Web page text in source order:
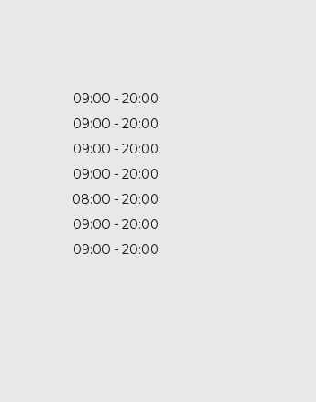
09:00
20:00
09:00
20:00
09:00
20:00
09:00
20:00
08:00
20:00
09:00
20:00
09:00 20:00